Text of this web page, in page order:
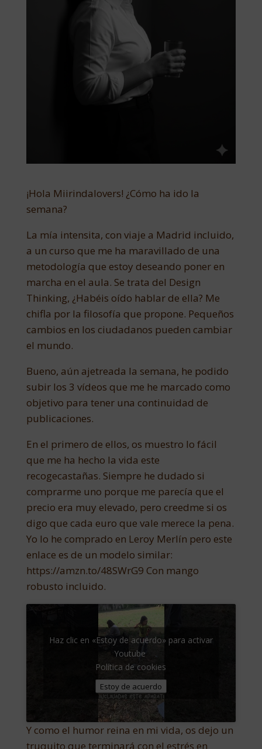
¡Hola Miirindalovers! ¿Cómo ha ido la
semana?
La mía intensita, con viaje a Madrid incluido,
a un curso que me ha maravillado de una
metodología que estoy deseando poner en
marcha en el aula. Se trata del Design
Thinking, ¿Habéis oído hablar de ella? Me
chifla por la filosofía que propone. Pequeños
cambios en los ciudadanos pueden cambiar
el mundo.
Bueno, aún ajetreada la semana, he podido
subir los 3 vídeos que me he marcado como
objetivo para tener una continuidad de
publicaciones.
En el primero de ellos, os muestro lo fácil
que me ha hecho la vida este
recogecastañas. Siempre he dudado si
comprarme uno porque me parecía que el
precio era muy elevado, pero creedme si os
digo que cada euro que vale merece la pena.
Yo lo he comprado en Leroy Merlín pero este
enlace es de un modelo similar:
https://amzn.to/48SWrG9 Con mango
robusto incluido.
Haz clic en «Estoy de acuerdo» para activar
Youtube
Política de cookies
Estoy de acuerdo
Y como el humor reina en mi vida, os dejo un
truquito que terminará con el estrés en